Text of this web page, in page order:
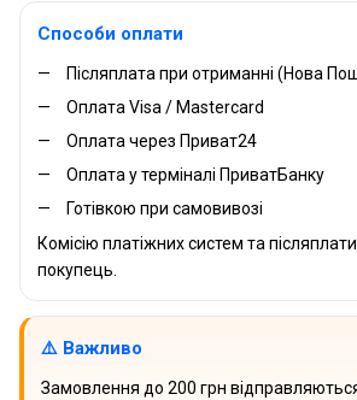
Способи оплати
Післяплата при отриманні (Нова
Оплата Visa / Mastercard
Оплата через Приват24
Оплата у терміналі ПриватБанку
Готівкою при самовивозі
Комісію платіжних систем та
покупець.
⚠️ Важливо
Замовлення до 200 грн